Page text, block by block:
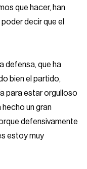
que hacer, han
decir que el
defensa, que ha
bien el partido,
para estar orgulloso
un gran
defensivamente
estoy muy